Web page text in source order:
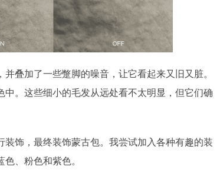
叠加了一些蹩脚的噪音，让它看起来又旧又脏。
。这些细小的毛发从远处看不太明显，但它们确
饰，最终装饰蒙古包。我尝试加入各种有趣的装
、粉色和紫色。